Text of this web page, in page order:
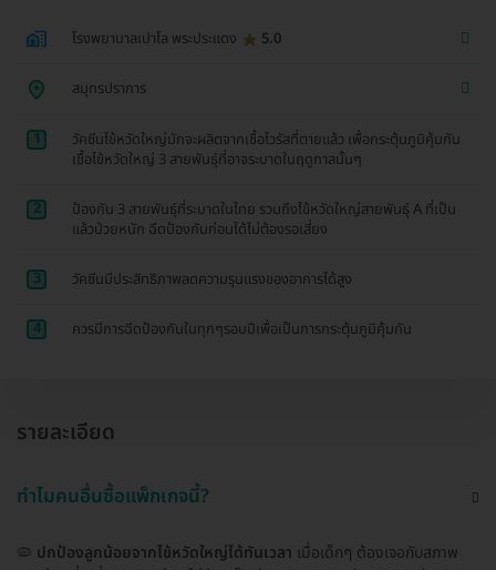
โรงพยาบาลเปาโล พระประแดง 5.0
สมุทรปราการ
1
วัคซีนไข้หวัดใหญ่มักจะผลิตจากเชื้อไวรัสที่ตายแล้ว เพื่อกระตุ้นภูมิคุ้มกัน
เชื้อไข้หวัดใหญ่ 3 สายพันธ์ุที่อาจระบาดในฤดูกาลนั้นๆ
2
ป้องกัน 3 สายพันธุ์ที่ระบาดในไทย รวมถึงไข้หวัดใหญ่สายพันธุ์ A ที่เป็น
แล้วป่วยหนัก ฉีดป้องกันก่อนได้ไม่ต้องรอเสี่ยง
3 วัคซีนมีประสิทธิภาพลดความรุนแรงของอาการได้สูง
4 ควรมีการฉีดป้องกันในทุกๆรอบปีเพื่อเป็นการกระตุ้นภูมิคุ้มกัน
รายละเอียด
ทำไมคนอื่นซื้อแพ็กเกจนี้?
🦠 ปกป้องลูกน้อยจากไข้หวัดใหญ่ได้ทันเวลา เมื่อเด็กๆ ต้องเจอกับสภาพ